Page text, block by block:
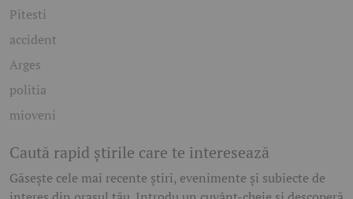
Pitesti
accident
Arges
politia
mioveni
Caută rapid știrile care te interesează
Găsește cele mai recente știri, evenimente și subiecte de